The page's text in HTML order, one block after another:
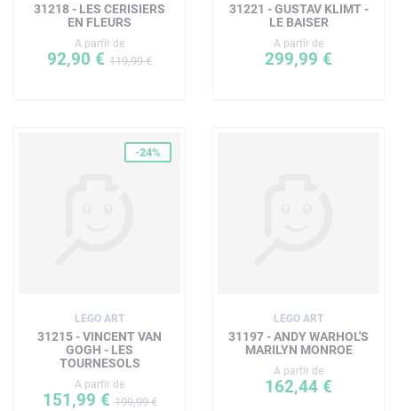
31218 - LES CERISIERS
EN FLEURS
A partir de
92,90 € 119,99 €
31221 - GUSTAV KLIMT -
LE BAISER
A partir de
299,99 €
-24%
LEGO ART
31215 - VINCENT VAN
GOGH - LES
TOURNESOLS
A partir de
151,99 €199,99 €
LEGO ART
31197 - ANDY WARHOL'S
MARILYN MONROE
A partir de
162,44 €